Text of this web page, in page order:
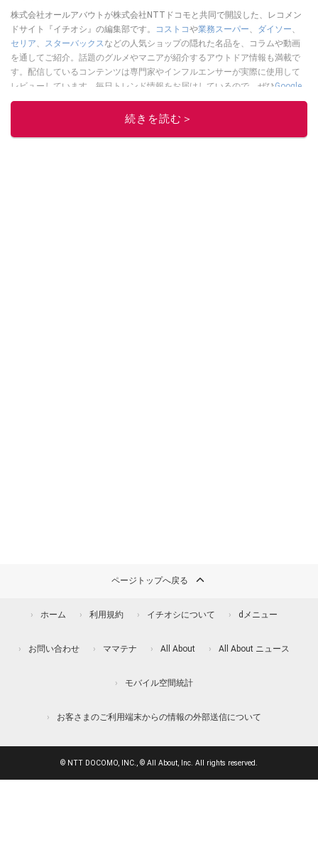
株式会社オールアバウトが株式会社NTTドコモと共同で開設した、レコメン
ドサイト『イチオシ』の編集部です。
コストコや業務スーパー ダイソー
セリア
スターバックス などの人気ショップの隠れた名品を、コラムや動画
を通してご紹介。話題のグルメやマニアが紹介するアウトドア情報も満載で
す。配信しているコンテンツは専門家やインフルエンサーが実際に使用して
レビューしています。毎日トレンド情報をお届けしているので、ぜひGoogle
ニュースでフォローしてください！
このイチオシストの他の記事を読む
続きを読む＞
ページトップへ戻る
ホーム 利用規約 イチオシについて dメニュー
お問い合わせ ママテナ All About All About ニュース
モバイル空間統計
お客さまのご利用端末からの情報の外部送信について
© NTT DOCOMO, INC., © All About, Inc. All rights reserved.